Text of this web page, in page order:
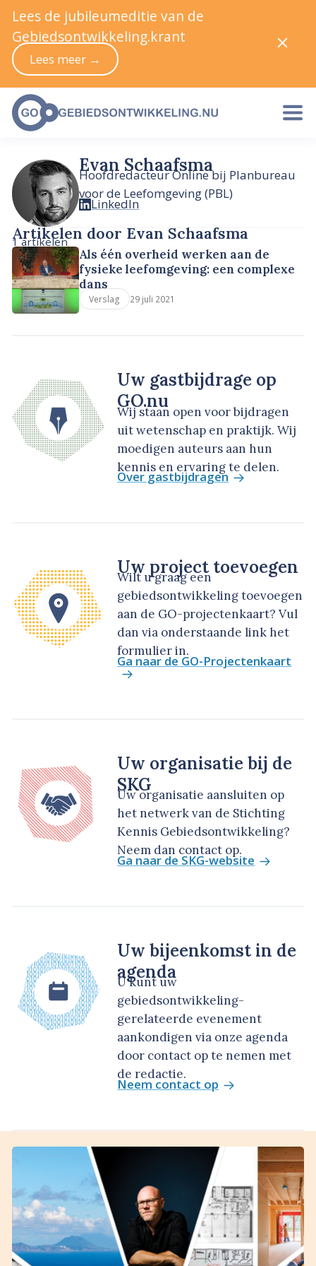
Evan Schaafsma
Hoofdredacteur Online bij Planbureau
voor de Leefomgeving (PBL)
LinkedIn
Artikelen door Evan Schaafsma
1 artikelen
Als één overheid werken aan de
fysieke leefomgeving: een complexe
dans
Verslag 29 juli 2021
Uw gastbijdrage op
GO.nu
Wij staan open voor bijdragen
uit wetenschap en praktijk. Wij
moedigen auteurs aan hun
kennis en ervaring te delen.
Over gastbijdragen
Uw project toevoegen
Wilt u graag een
gebiedsontwikkeling toevoegen
aan de GO-projectenkaart? Vul
dan via onderstaande link het
formulier in.
Ga naar de GO-Projectenkaart
Uw organisatie bij de
SKG
Uw organisatie aansluiten op
het netwerk van de Stichting
Kennis Gebiedsontwikkeling?
Neem dan contact op.
Ga naar de SKG-website
Uw bijeenkomst in de
agenda
U kunt uw
gebiedsontwikkeling-
gerelateerde evenement
aankondigen via onze agenda
door contact op te nemen met
de redactie.
Neem contact op
Lees de jubileumeditie van de
Gebiedsontwikkeling.krant
Lees meer →